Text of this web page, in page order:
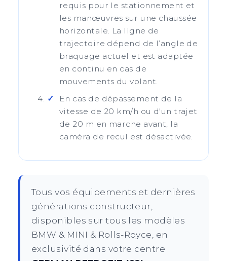
requis pour le stationnement et
les manœuvres sur une chaussée
horizontale. La ligne de
trajectoire dépend de l’angle de
braquage actuel et est adaptée
en continu en cas de
mouvements du volant.
En cas de dépassement de la
vitesse de 20 km/h ou d'un trajet
de 20 m en marche avant, la
caméra de recul est désactivée.
Tous vos équipements et dernières
générations constructeur,
disponibles sur tous les modèles
BMW & MINI & Rolls-Royce, en
exclusivité dans votre centre